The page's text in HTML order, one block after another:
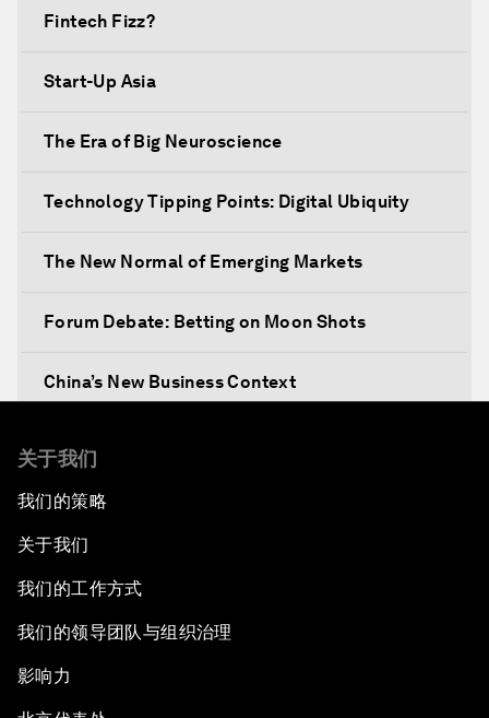
Fintech Fizz?
Start-Up Asia
The Era of Big Neuroscience
Technology Tipping Points: Digital Ubiquity
The New Normal of Emerging Markets
Forum Debate: Betting on Moon Shots
China’s New Business Context
Agenda
After the Brexit
What If: Our Virtual Life Overtakes Our Physical
Reality?
关于我们
我们的策略
关于我们
我们的工作方式
我们的领导团队与组织治理
影响力